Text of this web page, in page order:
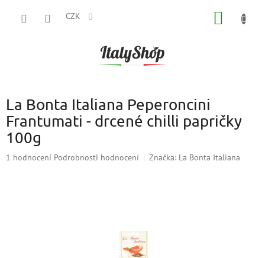
CZK
La Bonta Italiana Peperoncini
Frantumati - drcené chilli papričky
100g
Průměrné
1 hodnocení Podrobnosti hodnocení Značka: La Bonta Italiana